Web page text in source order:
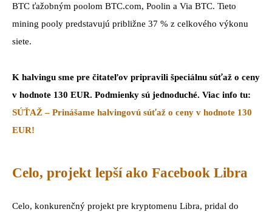
BTC ťažobným poolom BTC.com, Poolin a Via BTC. Tieto
mining pooly predstavujú približne 37 % z celkového výkonu
siete.
K halvingu sme pre čitateľov pripravili špeciálnu súťaž o ceny
v hodnote 130 EUR. Podmienky sú jednoduché. Viac info tu:
SÚŤAŽ – Prinášame halvingovú súťaž o ceny v hodnote 130
EUR!
Celo, projekt lepší ako Facebook Libra
Celo, konkurenčný projekt pre kryptomenu Libra, pridal do